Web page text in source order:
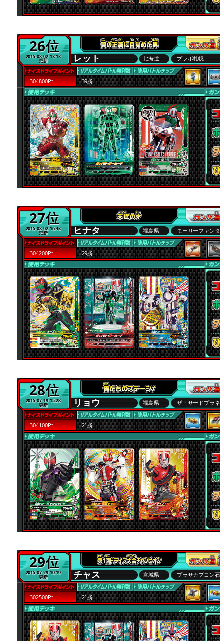
26位
2015-08-02 13:13
更新 レット 北海道 プラボ札幌
304800Pt 39勝
27位
2015-08-02 16:43
更新 ヒナタ 福島県 モーリーファン
304200Pt 29勝
28位
2015-07-19 15:28
更新 リョウ 福島県 ザ・サードプラ
304100Pt 21勝
29位
2015-07-29 10:19
更新 チャス 宮城県 プラサカプコン
302500Pt 21勝